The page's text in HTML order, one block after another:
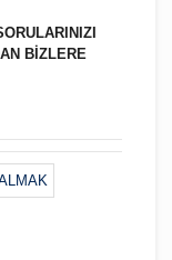
BİZLERE